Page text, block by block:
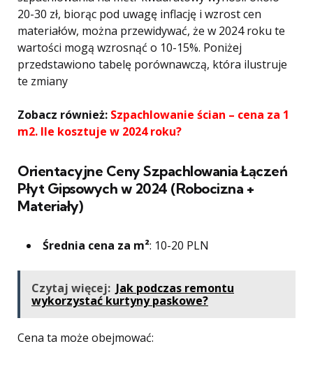
20-30 zł, biorąc pod uwagę inflację i wzrost cen
materiałów, można przewidywać, że w 2024 roku te
wartości mogą wzrosnąć o 10-15%. Poniżej
przedstawiono tabelę porównawczą, która ilustruje
te zmiany
Zobacz również: Szpachlowanie ścian – cena za 1
m2. Ile kosztuje w 2024 roku?
Orientacyjne Ceny Szpachlowania Łączeń
Płyt Gipsowych w 2024 (Robocizna +
Materiały)
Średnia cena za m²: 10-20 PLN
Czytaj więcej: Jak podczas remontu
wykorzystać kurtyny paskowe?
Cena ta może obejmować: